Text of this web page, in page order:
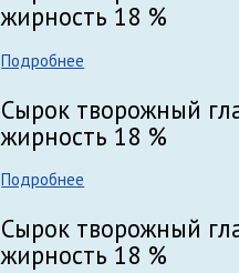
жирность 18 %
Подробнее
Сырок творожный
жирность 18 %
Подробнее
Сырок творожный
жирность 18 %